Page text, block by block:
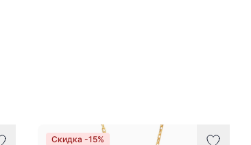
Скидка -15%